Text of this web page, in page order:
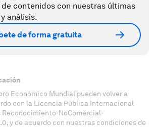
contenidos con nuestras últimas
análisis.
de forma gratuita
Económico Mundial pueden volver a
con la Licencia Pública Internacional
Reconocimiento-NoComercial-
y de acuerdo con nuestras condiciones de